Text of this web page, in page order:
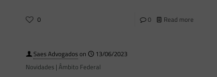
0 0 Read more
Saes Advogadoson
13/06/2023
Novidades | Âmbito Federal